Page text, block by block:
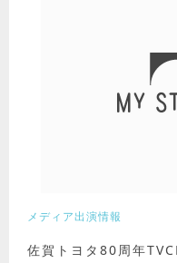
佐賀トヨタ80周年
メディア出演情報